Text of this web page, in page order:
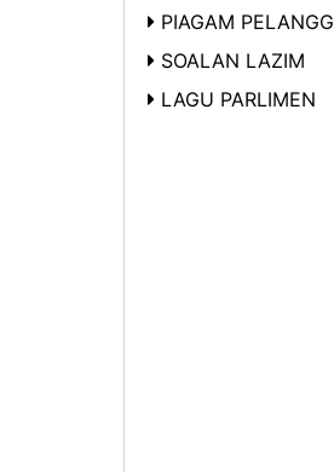
PIAGAM
SOALAN LAZIM
LAGU PARLIMEN